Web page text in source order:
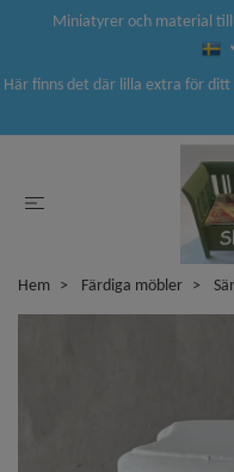
Miniatyrer och material till
Här finns det där lilla extra för
Hem Färdiga möbler